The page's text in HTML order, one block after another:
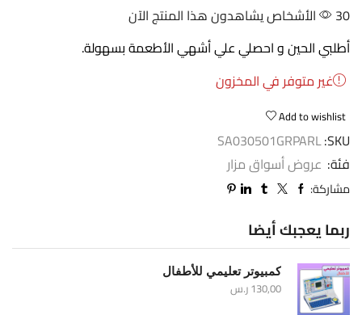
30 الأشخاص يشاهدون هذا المنتج الآن
أطلبي الحين و احصلي علي أشهي الأطعمة بسهولة.
غير متوفر في المخزون
Add to wishlist
SKU:
SA030501GRPARL
فئة: عروض أسواق مزار
مشاركة:
ربما يعجبك أيضا
كمبيوتر تعليمي للأطفال
130,00ر.س